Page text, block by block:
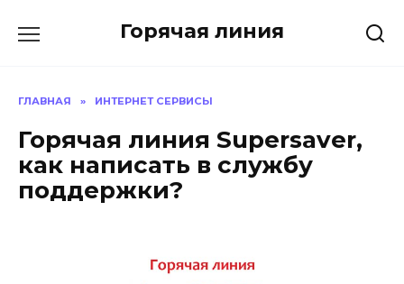
Горячая линия
ГЛАВНАЯ » ИНТЕРНЕТ СЕРВИСЫ
Горячая линия Supersaver,
как написать в службу
поддержки?